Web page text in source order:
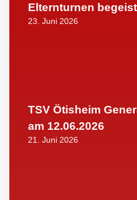
Elternturnen
23. Juni 2026
TSV Ötisheim
am 12.06.2026
21. Juni 2026